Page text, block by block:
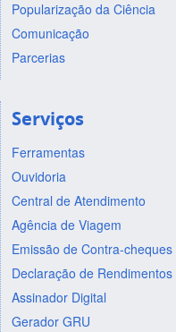
Popularização da Ciência
Comunicação
Parcerias
Serviços
Ferramentas
Ouvidoria
Central de Atendimento
Agência de Viagem
Emissão de Contra-cheques
Declaração de Rendimentos
Assinador Digital
Gerador GRU